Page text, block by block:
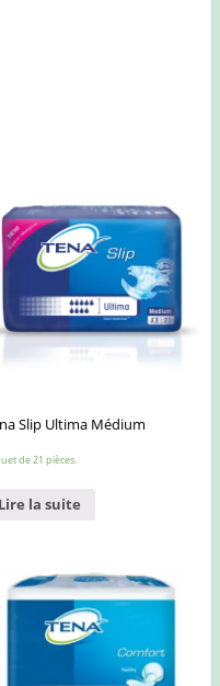
Slip Ultima Médium
de 21 pièces.
Lire la suite